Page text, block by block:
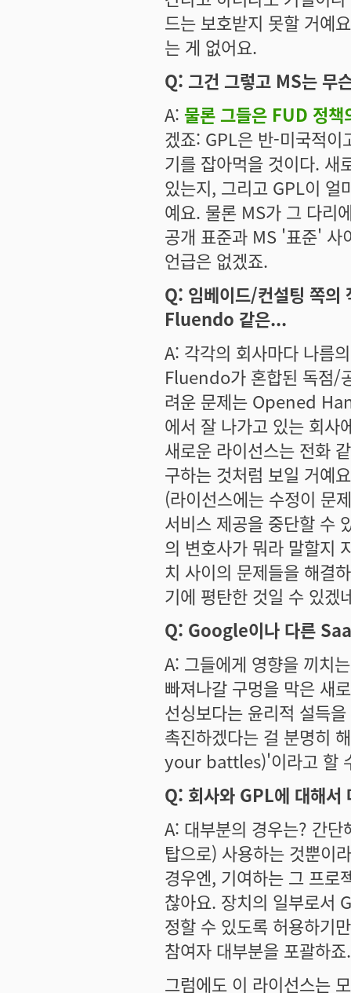
드는 보호받지 못할 거예
는 게 없어요.
Q: 그건 그렇고 MS는 무
A: 물론 그들은 FUD 정책
겠죠: GPL은 반-미국적
기를 잡아먹을 것이다. 새
있는지, 그리고 GPL이 얼
예요. 물론 MS가 그 다리
공개 표준과 MS '표준' 사
언급은 없겠죠.
Q: 임베이드/컨설팅 쪽
Fluendo 같은...
A: 각각의 회사마다 나름
Fluendo가 혼합된 독점/
려운 문제는 Opened
에서 잘 나가고 있는 회사
새로운 라이선스는 전화
구하는 것처럼 보일 거예
(라이선스에는 수정이 문
서비스 제공을 중단할 수
의 변호사가 뭐라 말할지
치 사이의 문제들을 해결
기에 평탄한 것일 수 있겠
Q: Google이나 다른
A: 그들에게 영향을 끼치
빠져나갈 구멍을 막은 새
선싱보다는 윤리적 설득
촉진하겠다는 걸 분명히
your battles)'이라고 할
Q: 회사와 GPL에 대해서
A: 대부분의 경우는? 간
탑으로) 사용하는 것뿐이
경우엔, 기여하는 그 프로
찮아요. 장치의 일부로서
정할 수 있도록 허용하기
참여자 대부분을 포괄하죠.
그럼에도 이 라이선스는